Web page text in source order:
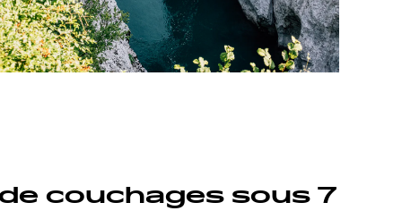
couchages sous 7